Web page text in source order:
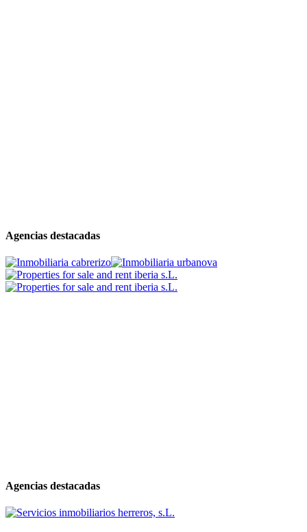
Agencias destacadas
Agencias destacadas